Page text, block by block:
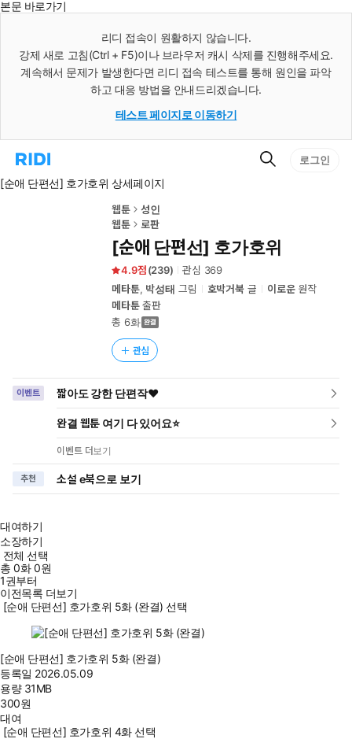
본문 바로가기
리디 접속이 원활하지 않습니다.
강제 새로 고침(Ctrl + F5)이나 브라우저 캐시 삭제를 진행해주세요.
계속해서 문제가 발생한다면 리디 접속 테스트를 통해 원인을 파악
하고 대응 방법을 안내드리겠습니다.
테스트 페이지로 이동하기
리
홈
검
로그인
[순애 단편선] 호가호위 상세페이지
웹툰
성인
웹툰
로판
[순애 단편선] 호가호위
4.9 (239) 관심 369
메타툰, 박성태 그림 호박거북 글 이로운원작
메타툰출판
총 6화
관심
이벤트 짧아도 강한 단편작❤️
완결 웹툰 여기 다 있어요⭐
이벤트 더보기
추천 소설 e북으로 보기
대여하기
소장하기
전체 선택
총0화0원
1권부터
이전목록 더보기
[순애 단편선] 호가호위 5화 (완결) 선택
[순애 단편선] 호가호위 5화 (완결)
등록일 2026.05.09
용량 31MB
300원
대여
[순애 단편선] 호가호위 4화 선택